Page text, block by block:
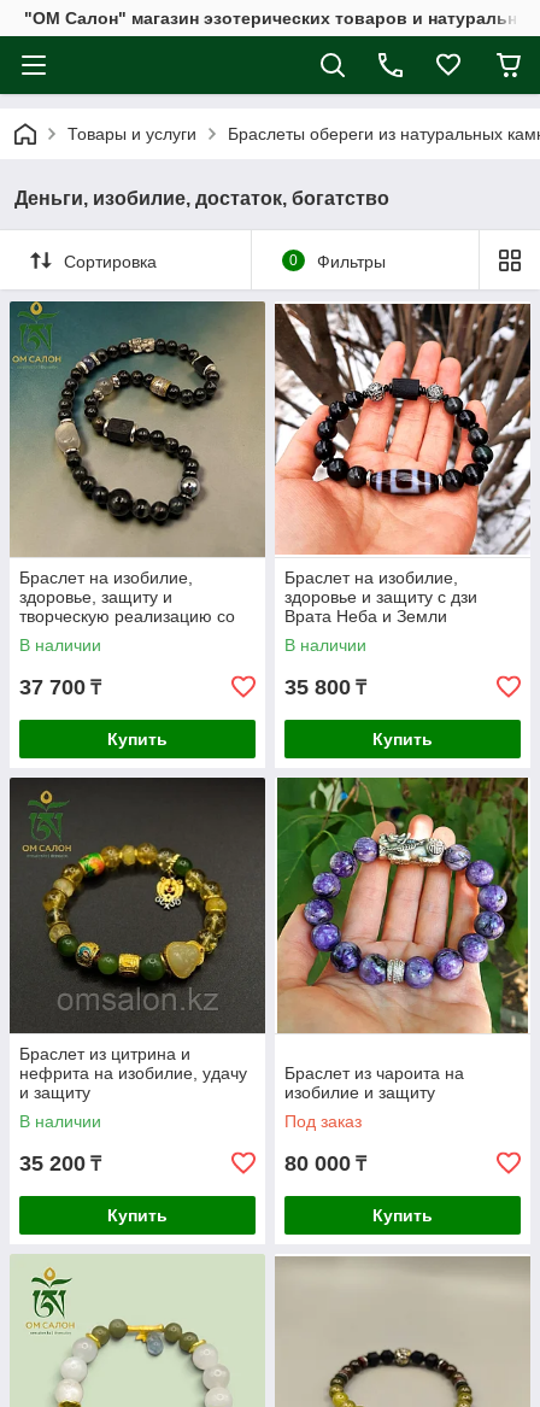
"ОМ Салон" магазин эзотерических товаров и
Товары и услуги Браслеты обереги из натуральных
Деньги, изобилие, достаток, богатство
Сортировка 0 Фильтры
Браслет на изобилие,
здоровье, защиту и
творческую реализацию со
Снежным Львом Пи Яо
В наличии
37 700 ₸
Купить
Браслет на изобилие,
здоровье и защиту с дзи
Врата Неба и Земли
В наличии
35 800 ₸
Купить
Браслет из цитрина и
нефрита на изобилие, удачу
и защиту
В наличии
35 200 ₸
Купить
Браслет из чароита на
изобилие и защиту
Под заказ
80 000 ₸
Купить